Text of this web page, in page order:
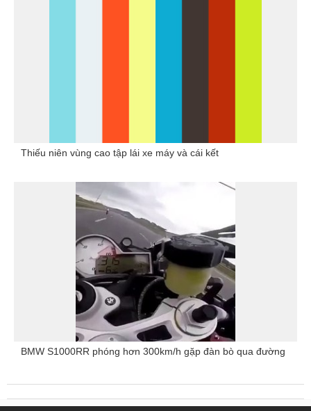
Thiếu niên vùng cao tập lái xe máy và cái kết
BMW S1000RR phóng hơn 300km/h gặp đàn bò qua đường